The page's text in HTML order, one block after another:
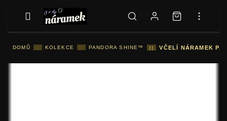
DOMŮ :: KOLEKCE :: PANDORA SHINE™ :: VČELÍ NÁRAMEK